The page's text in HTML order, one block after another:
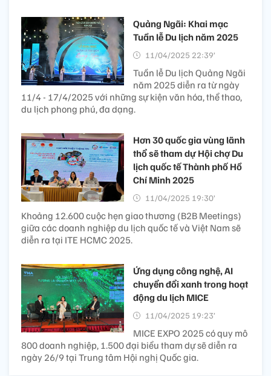
Quảng Ngãi: Khai mạc
Tuần lễ Du lịch năm 2025
11/04/2025 22:39’
Tuần lễ Du lịch Quảng Ngãi
năm 2025 diễn ra từ ngày
11/4 - 17/4/2025 với những sự kiện văn hóa, thể thao,
du lịch phong phú, đa dạng.
Hơn 30 quốc gia vùng lãnh
thổ sẽ tham dự Hội chợ Du
lịch quốc tế Thành phố Hồ
Chí Minh 2025
11/04/2025 19:30’
Khoảng 12.600 cuộc hẹn giao thương (B2B Meetings)
giữa các doanh nghiệp du lịch quốc tế và Việt Nam sẽ
diễn ra tại ITE HCMC 2025.
Ứng dụng công nghệ, AI
chuyển đổi xanh trong hoạt
động du lịch MICE
11/04/2025 19:23’
MICE EXPO 2025 có quy mô
800 doanh nghiệp, 1.500 đại biểu tham dự sẽ diễn ra
ngày 26/9 tại Trung tâm Hội nghị Quốc gia.